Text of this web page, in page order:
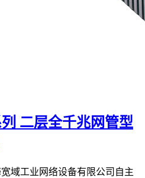
二层全千兆网管型
域工业网络设备有限公司自主